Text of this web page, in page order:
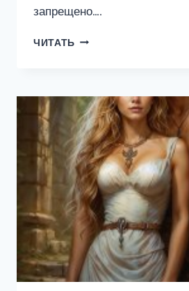
запрещено….
ЧИТАТЬ ТРОГАТЬ